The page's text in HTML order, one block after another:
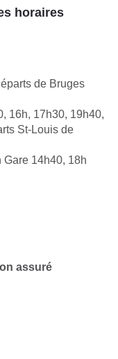
horaires
de Bruges
16h, 17h30, 19h40,
St-Louis de
Gare 14h40, 18h
assuré